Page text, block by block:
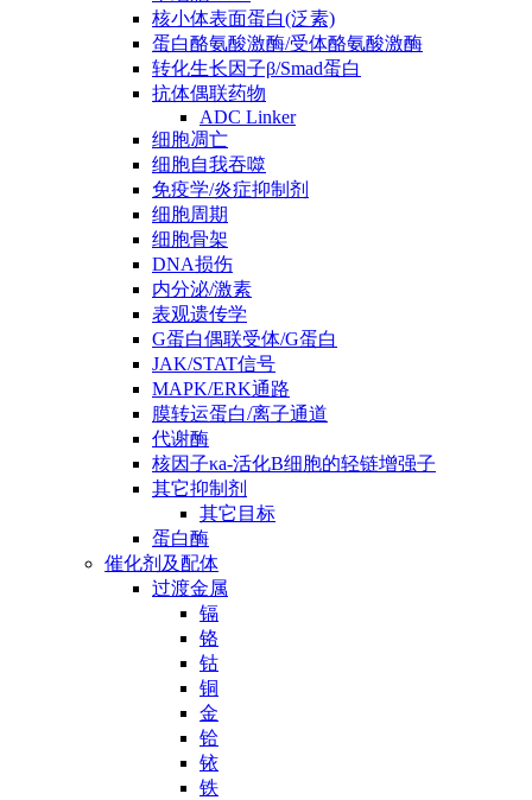
核小体表面蛋白(泛素)
蛋白酪氨酸激酶/受体酪氨酸激酶
转化生长因子β/Smad蛋白
抗体偶联药物
ADC Linker
细胞凋亡
细胞自我吞噬
免疫学/炎症抑制剂
细胞周期
细胞骨架
DNA损伤
内分泌/激素
表观遗传学
G蛋白偶联受体/G蛋白
JAK/STAT信号
MAPK/ERK通路
膜转运蛋白/离子通道
代谢酶
核因子κa-活化B细胞的轻链增强子
其它抑制剂
其它目标
蛋白酶
催化剂及配体
过渡金属
镉
铬
钴
铜
金
铪
铱
铁